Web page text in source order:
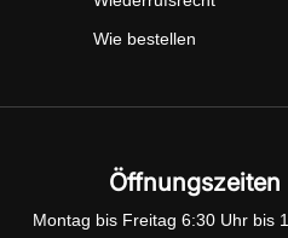
Wie bestellen
Öffnungszeiten
Montag bis Freitag 6:30 Uhr bis